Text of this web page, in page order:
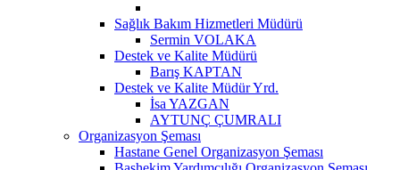
Sağlık Bakım Hizmetleri Müdürü
Sermin VOLAKA
Destek ve Kalite Müdürü
Barış KAPTAN
Destek ve Kalite Müdür Yrd.
İsa YAZGAN
AYTUNÇ ÇUMRALI
Organizasyon Şeması
Hastane Genel Organizasyon Şeması